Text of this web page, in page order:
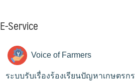
E-Service
Voice of Farmers
ระบบรับเรื่องร้องเรียนปัญหาเกษตรกร